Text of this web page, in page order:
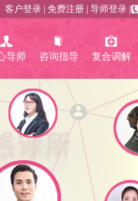
客户登录 | 免费注册 | 导师登录 |
导师 咨询指导 复合调解